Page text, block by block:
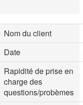
Nom du client
Date
Rapidité de prise en
charge des
questions/probèmes